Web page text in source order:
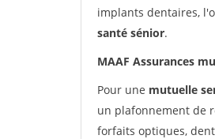
implants dentaires,
santé sénior.
MAAF Assurances
Pour une mutuelle
un plafonnement de
forfaits optiques,